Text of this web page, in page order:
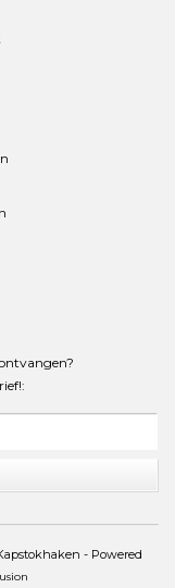
- Powered